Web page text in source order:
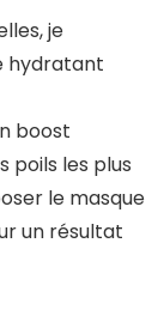
je
hydratant
boost
poils les plus
le masque
un résultat